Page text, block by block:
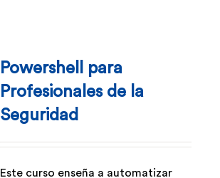
Las
opciones
se
Powershell para
Profesionales de la
Seguridad
Este curso enseña a automatizar